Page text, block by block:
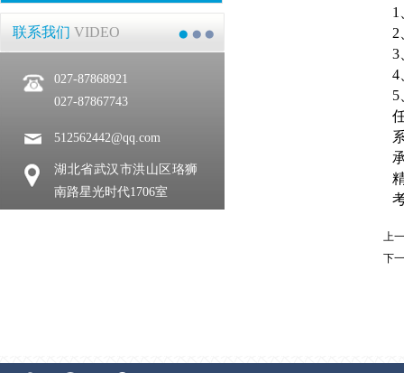
联系我们 VIDEO
027-87868921
027-87867743
512562442@qq.com
湖北省武汉市洪山区珞狮
南路星光时代1706室
1
2
3
4
5
上
下